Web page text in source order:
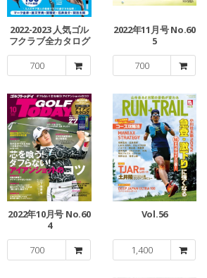
2022-2023 人気ゴル
フクラブ全カタログ
700
2022年11月号 No.60
5
700
2022年10月号 No.60
4
700
Vol.56
1,400